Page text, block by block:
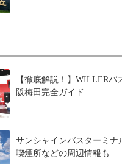
【徹底解説！】WILLERバ
阪梅田完全ガイド
サンシャインバスターミナ
喫煙所などの周辺情報も